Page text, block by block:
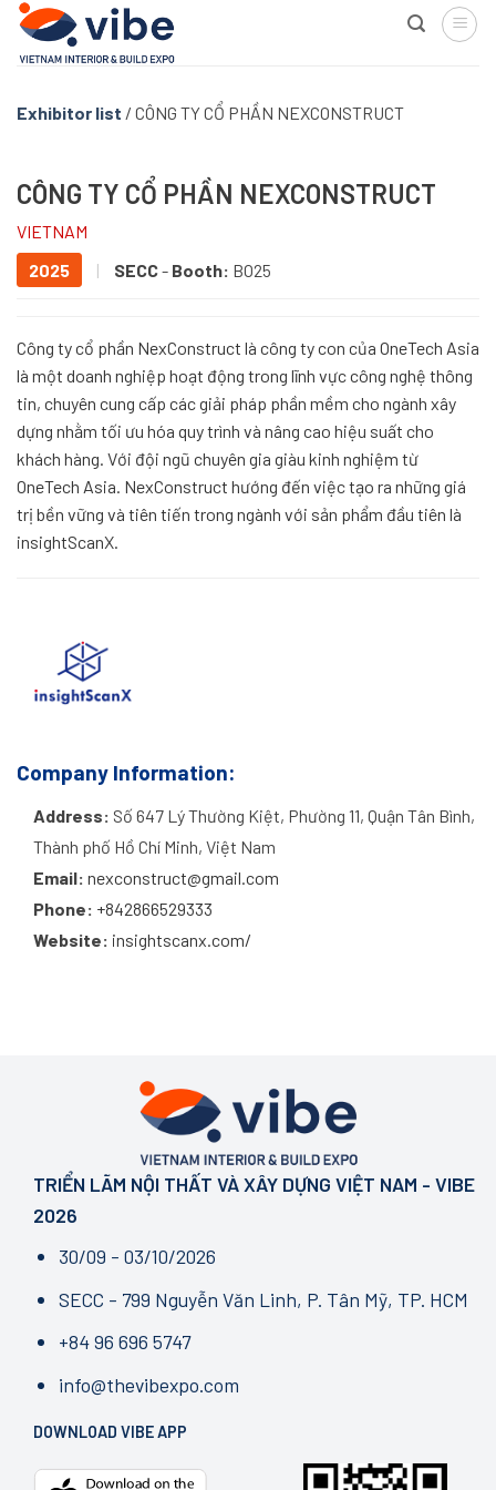
Skip
content
Exhibitor list / CÔNG TY CỔ PHẦN NEXCONSTRUCT
CÔNG TY CỔ PHẦN NEXCONSTRUCT
VIETNAM
2025
| SECC- Booth: BO25
Công ty cổ phần NexConstruct là công ty con của OneTech Asia
là một doanh nghiệp hoạt động trong lĩnh vực công nghệ thông
tin, chuyên cung cấp các giải pháp phần mềm cho ngành xây
dựng nhằm tối ưu hóa quy trình và nâng cao hiệu suất cho
khách hàng. Với đội ngũ chuyên gia giàu kinh nghiệm từ
OneTech Asia. NexConstruct hướng đến việc tạo ra những giá
trị bền vững và tiên tiến trong ngành với sản phẩm đầu tiên là
insightScanX.
Company Information:
Address: Số 647 Lý Thường Kiệt, Phường 11, Quận Tân Bình,
Thành phố Hồ Chí Minh, Việt Nam
Email: nexconstruct@gmail.com
Phone: +842866529333
Website: insightscanx.com/
TRIỂN LÃM NỘI THẤT VÀ XÂY DỰNG VIỆT NAM - VIBE
2026
30/09 - 03/10/2026
SECC - 799 Nguyễn Văn Linh, P. Tân Mỹ, TP. HCM
+84 96 696 5747
info@thevibexpo.com
DOWNLOAD VIBE APP